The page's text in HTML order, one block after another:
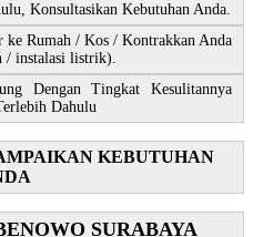
Konsultasikan Kebutuhan Anda.
ke Rumah / Kos / Kontrakkan Anda
/ instalasi listrik).
Dengan Tingkat Kesulitannya
Dahulu
KEBUTUHAN
SURABAYA